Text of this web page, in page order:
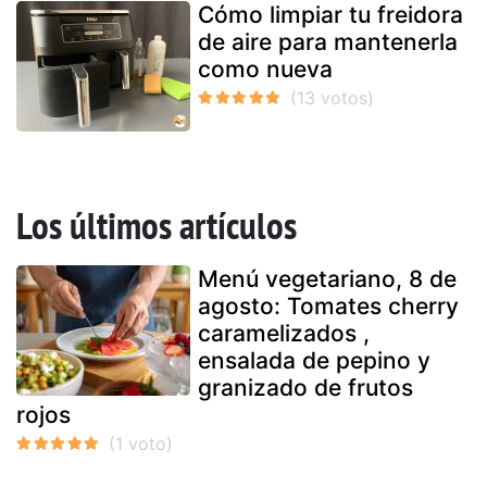
Cómo limpiar tu freidora
de aire para mantenerla
como nueva
Los últimos artículos
Menú vegetariano, 8 de
agosto: Tomates cherry
caramelizados ,
ensalada de pepino y
granizado de frutos
rojos